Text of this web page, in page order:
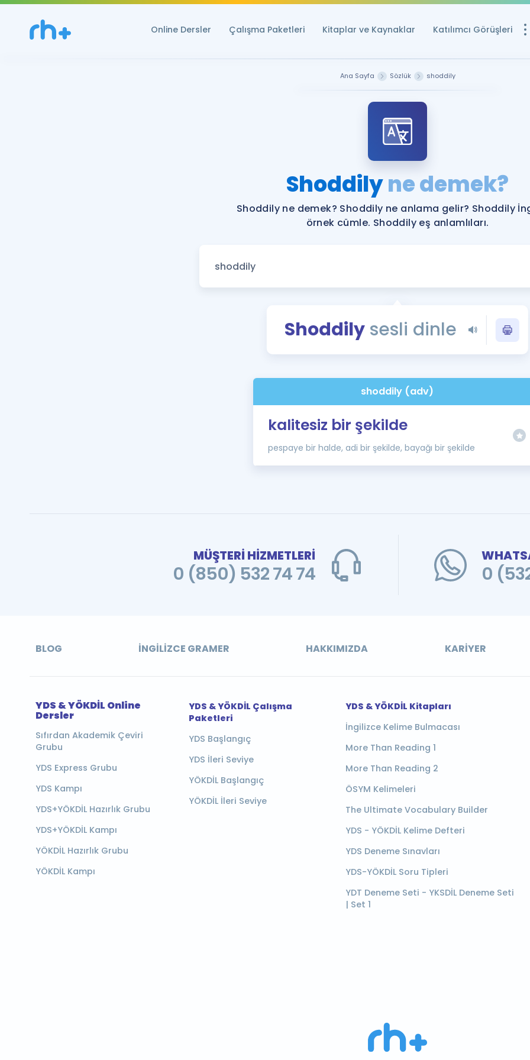
Online Dersler Çalışma Paketleri Kitaplar ve Kaynaklar Katılımcı Görüşleri
YDS ve YÖKDİL
Rehberlik Aracı
YDS ve YÖKDİL'e
Tüm ÖSYM
YDS - YÖKDİL
İngilizce Gramer
Ana Sayfa Sözlük shoddily
Shoddilyne demek?
Shoddily ne demek? Shoddily ne anlama gelir? Shoddily
örnek cümle. Shoddily eş anlamlıları.
Shoddilysesli dinle
shoddily (adv)
kalitesiz bir şekilde
pespaye bir halde, adi bir şekilde, bayağı bir şekilde
MÜŞTERİ HİZMETLERİ
0 (850) 532 74 74 0
BLOG İNGILIZCE GRAMER HAKKIMIZDA KARIYER
YDS & YÖKDİL Online
Dersler
Sıfırdan Akademik Çeviri
Grubu
YDS Express Grubu
YDS Kampı
YDS+YÖKDİL Hazırlık Grubu
YDS+YÖKDİL Kampı
YÖKDİL Hazırlık Grubu
YÖKDİL Kampı
YDS & YÖKDİL Çalışma
Paketleri
YDS Başlangıç
YDS İleri Seviye
YÖKDİL Başlangıç
YÖKDİL İleri Seviye
YDS & YÖKDİL Kitapları
İngilizce Kelime Bulmacası
More Than Reading 1
More Than Reading 2
ÖSYM Kelimeleri
The Ultimate Vocabulary Builder
YDS - YÖKDİL Kelime Defteri
YDS Deneme Sınavları
YDS-YÖKDİL Soru Tipleri
YDT Deneme Seti - YKSDİL Deneme Seti
| Set 1